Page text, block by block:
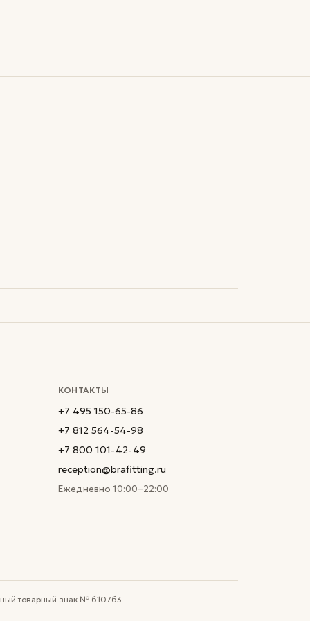
КОНТАКТЫ
+7 495 150-65-86
+7 812 564-54-98
+7 800 101-42-49
reception@brafitting.ru
Ежедневно 10:00–22:00
товарный знак № 610763